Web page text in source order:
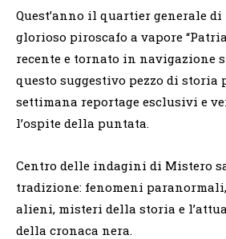
Quest’anno il quartier generale
glorioso piroscafo a vapore
recente e tornato in navigazione
questo suggestivo pezzo di
settimana reportage esclusivi e
l’ospite della puntata.
Centro delle indagini di Mistero
tradizione: fenomeni
alieni, misteri della storia e
della cronaca nera.